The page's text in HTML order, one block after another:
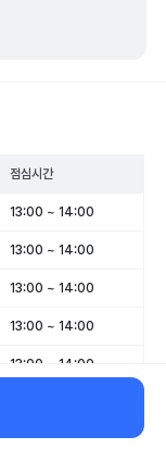
점심시간
13:00 ~ 14:00
13:00 ~ 14:00
13:00 ~ 14:00
13:00 ~ 14:00
13:00 ~ 14:00
-